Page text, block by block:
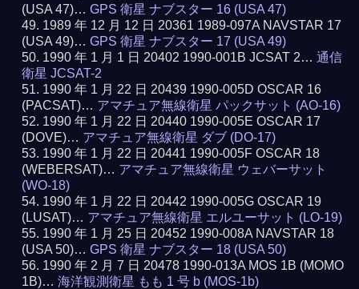
(USA 47)…GPS 衛星 ナブスター 16 (USA 47)
1989 年 12 月 12 日 20361 1989-097A NAVSTAR 17
(USA 49)…GPS 衛星 ナブスター 17 (USA 49)
1990 年 1 月 1 日 20402 1990-001B JCSAT 2…通信
衛星 JCSAT-2
1990 年 1 月 22 日 20439 1990-005D OSCAR 16
(PACSAT)… アマチュア無線衛星 パックサット (AO-16)
1990 年 1 月 22 日 20440 1990-005E OSCAR 17
(DOVE)… アマチュア無線衛星 ダブ (DO-17)
1990 年 1 月 22 日 20441 1990-005F OSCAR 18
(WEBERSAT)… アマチュア無線衛星 ウェバーサット
(WO-18)
1990 年 1 月 22 日 20442 1990-005G OSCAR 19
(LUSAT)… アマチュア無線衛星 エルユーサット (LO-19)
1990 年 1 月 25 日 20452 1990-008A NAVSTAR 18
(USA 50)…GPS 衛星 ナブスター 18 (USA 50)
1990 年 2 月 7 日 20478 1990-013A MOS 1B (MOMO
1B)…海洋観測衛星 もも 1 号 b (MOS-1b)